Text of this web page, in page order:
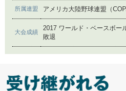
2016年5月2日
ネパール復興支援野球大
2016年4月4日
野球途上国 共通の課題
2016年3月17日
所属連盟 アメリカ大陸野球連盟（
大会成績
2017 ワールド・ベースボー
敗退